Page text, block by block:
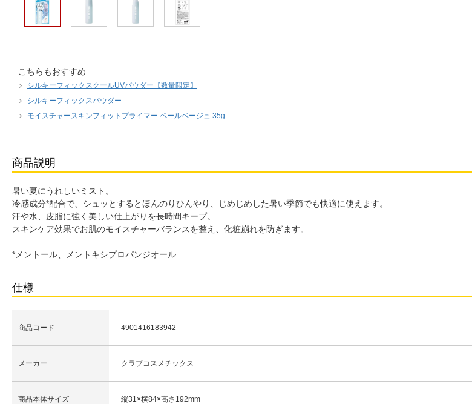
こちらもおすすめ
シルキーフィックスクールUVパウダー【数量限定】
シルキーフィックスパウダー
モイスチャースキンフィットプライマー ペールベージュ 35g
商品説明
暑い夏にうれしいミスト。
冷感成分*配合で、シュッとするとほんのりひんやり、じめじめした暑い季節でも快適に使えます。
汗や水、皮脂に強く美しい仕上がりを長時間キープ。
スキンケア効果でお肌のモイスチャーバランスを整え、化粧崩れを防ぎます。
*メントール、メントキシプロパンジオール
仕様
商品コード 4901416183942
メーカー クラブコスメチックス
商品本体サイズ 縦31×横84×高さ192mm